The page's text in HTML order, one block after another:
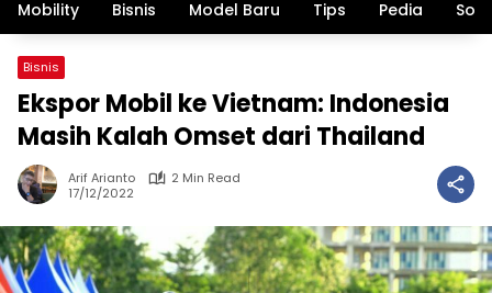
Mobility Bisnis Model Baru Tips Pedia
Bisnis
Ekspor Mobil ke Vietnam: Indonesia
Masih Kalah Omset dari Thailand
Arif Arianto
2 Min Read
17/12/2022